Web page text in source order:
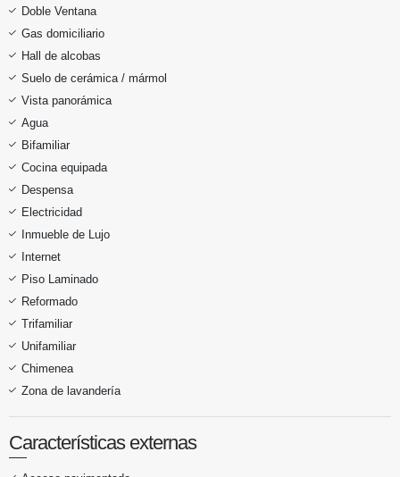
Doble Ventana
Gas domiciliario
Hall de alcobas
Suelo de cerámica / mármol
Vista panorámica
Agua
Bifamiliar
Cocina equipada
Despensa
Electricidad
Inmueble de Lujo
Internet
Piso Laminado
Reformado
Trifamiliar
Unifamiliar
Chimenea
Zona de lavandería
Características externas